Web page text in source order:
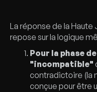
La réponse de la
repose sur la logique
Pour la phase
"incompatible"
contradictoire (la
conçue pour être